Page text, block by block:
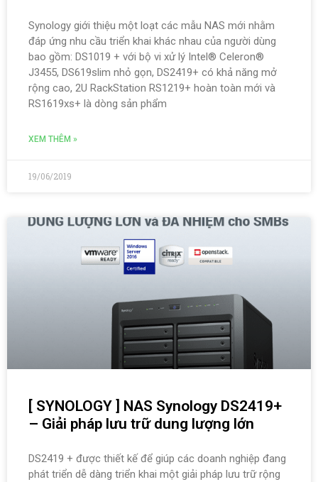
Synology giới thiệu một loạt các mẫu NAS mới nhằm
đáp ứng nhu cầu triển khai khác nhau của người dùng
bao gồm: DS1019 + với bộ vi xử lý Intel® Celeron®
J3455, DS619slim nhỏ gọn, DS2419+ có khả năng mở
rộng cao, 2U RackStation RS1219+ hoàn toàn mới và
RS1619xs+ là dòng sản phẩm
XEM THÊM »
19/06/2019
[ SYNOLOGY ] NAS Synology DS2419+
– Giải pháp lưu trữ dung lượng lớn
DS2419 + được thiết kế để giúp các doanh nghiệp đang
phát triển dễ dàng triển khai một giải pháp lưu trữ rộng